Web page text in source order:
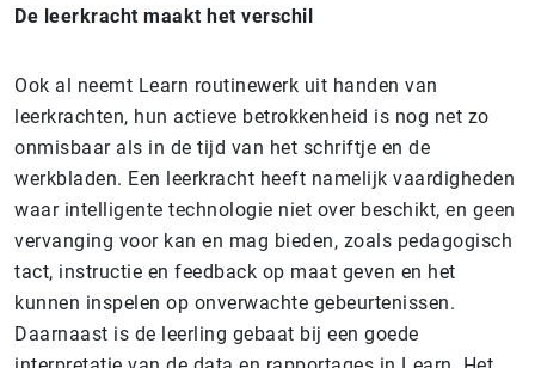
De leerkracht maakt het verschil
Ook al neemt Learn routinewerk uit handen van
leerkrachten, hun actieve betrokkenheid is nog net zo
onmisbaar als in de tijd van het schriftje en de
werkbladen. Een leerkracht heeft namelijk vaardigheden
waar intelligente technologie niet over beschikt, en geen
vervanging voor kan en mag bieden, zoals pedagogisch
tact, instructie en feedback op maat geven en het
kunnen inspelen op onverwachte gebeurtenissen.
Daarnaast is de leerling gebaat bij een goede